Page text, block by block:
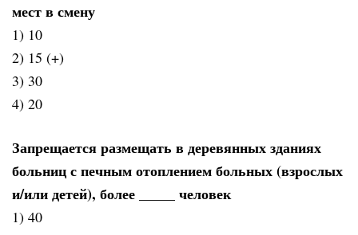
мест в смену
1) 10
2) 15 (+)
3) 30
4) 20
Запрещается размещать в деревянных зданиях
больниц с печным отоплением больных (взрослых
и/или детей), более _____ человек
1) 40